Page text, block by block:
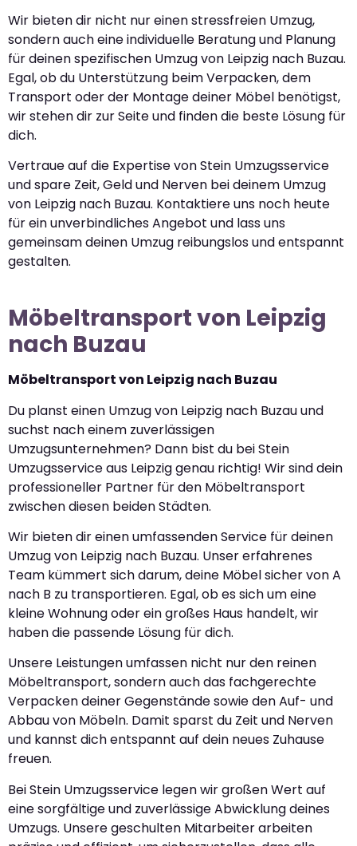
Wir bieten dir nicht nur einen stressfreien Umzug,
sondern auch eine individuelle Beratung und Planung
für deinen spezifischen Umzug von Leipzig nach Buzau.
Egal, ob du Unterstützung beim Verpacken, dem
Transport oder der Montage deiner Möbel benötigst,
wir stehen dir zur Seite und finden die beste Lösung für
dich.
Vertraue auf die Expertise von Stein Umzugsservice
und spare Zeit, Geld und Nerven bei deinem Umzug
von Leipzig nach Buzau. Kontaktiere uns noch heute
für ein unverbindliches Angebot und lass uns
gemeinsam deinen Umzug reibungslos und entspannt
gestalten.
Möbeltransport von Leipzig
nach Buzau
Möbeltransport von Leipzig nach Buzau
Du planst einen Umzug von Leipzig nach Buzau und
suchst nach einem zuverlässigen
Umzugsunternehmen? Dann bist du bei Stein
Umzugsservice aus Leipzig genau richtig! Wir sind dein
professioneller Partner für den Möbeltransport
zwischen diesen beiden Städten.
Wir bieten dir einen umfassenden Service für deinen
Umzug von Leipzig nach Buzau. Unser erfahrenes
Team kümmert sich darum, deine Möbel sicher von A
nach B zu transportieren. Egal, ob es sich um eine
kleine Wohnung oder ein großes Haus handelt, wir
haben die passende Lösung für dich.
Unsere Leistungen umfassen nicht nur den reinen
Möbeltransport, sondern auch das fachgerechte
Verpacken deiner Gegenstände sowie den Auf- und
Abbau von Möbeln. Damit sparst du Zeit und Nerven
und kannst dich entspannt auf dein neues Zuhause
freuen.
Bei Stein Umzugsservice legen wir großen Wert auf
eine sorgfältige und zuverlässige Abwicklung deines
Umzugs. Unsere geschulten Mitarbeiter arbeiten